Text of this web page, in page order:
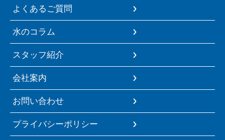
よくあるご質問
水のコラム
スタッフ紹介
会社案内
お問い合わせ
プライバシーポリシー